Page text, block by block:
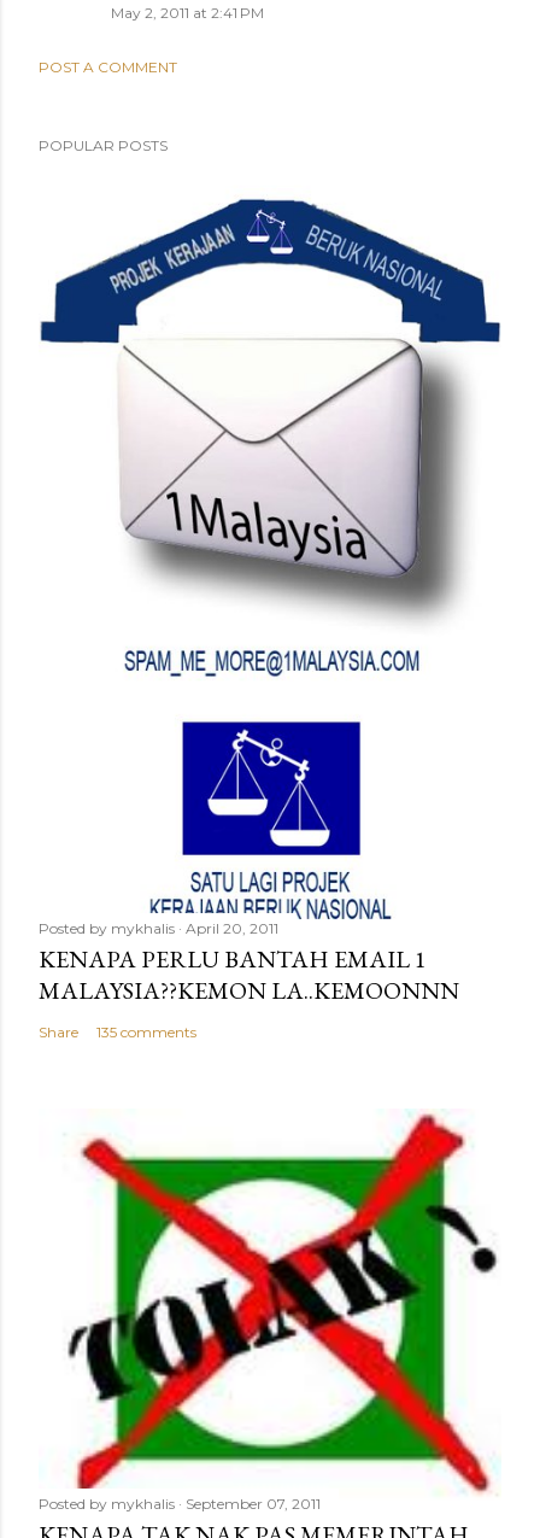
May 2, 2011 at 2:41 PM
POST A COMMENT
POPULAR POSTS
Posted by mykhalis April 20, 2011
KENAPA PERLU BANTAH EMAIL 1
MALAYSIA??KEMON LA..KEMOONNN
Share 135 comments
Posted by mykhalis September 07, 2011